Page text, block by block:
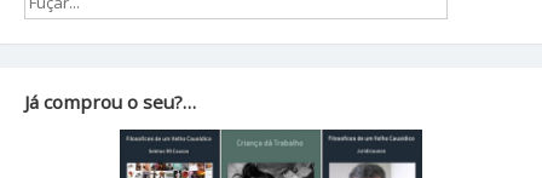
Já comprou o seu?…